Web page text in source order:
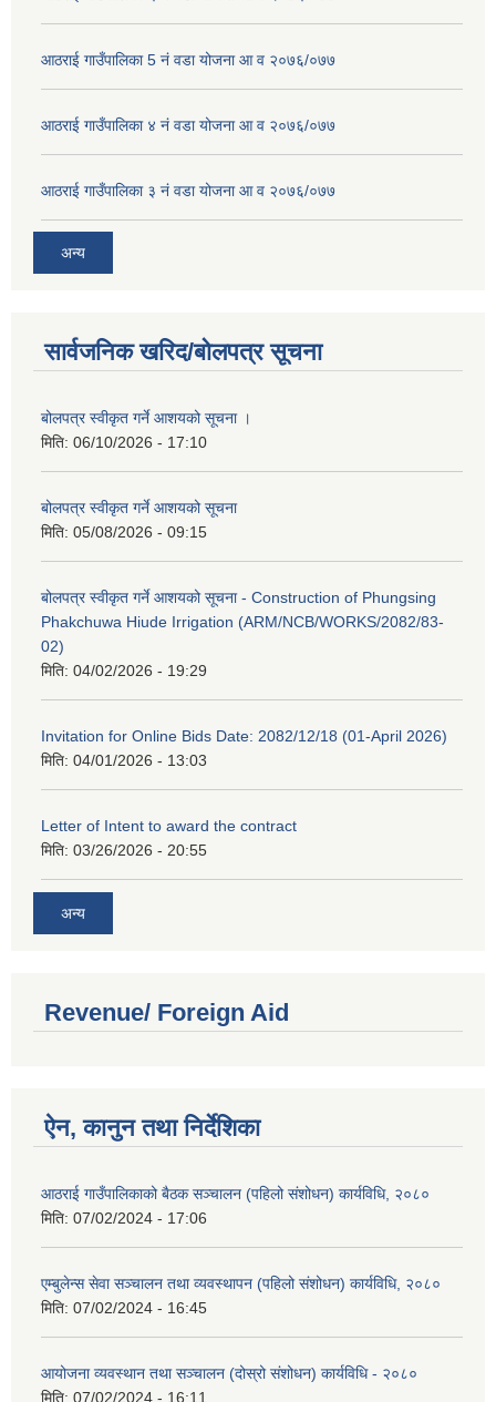
आठराई गाउँपालिका 5 नं वडा योजना आ व २०७६/०७७
आठराई गाउँपालिका ४ नं वडा योजना आ व २०७६/०७७
आठराई गाउँपालिका ३ नं वडा योजना आ व २०७६/०७७
अन्य
सार्वजनिक खरिद/बोलपत्र सूचना
बोलपत्र स्वीकृत गर्ने आशयको सूचना ।
मिति: 06/10/2026 - 17:10
बोलपत्र स्वीकृत गर्ने आशयको सूचना
मिति: 05/08/2026 - 09:15
बोलपत्र स्वीकृत गर्ने आशयको सूचना - Construction of Phungsing
Phakchuwa Hiude Irrigation (ARM/NCB/WORKS/2082/83-
02)
मिति: 04/02/2026 - 19:29
Invitation for Online Bids Date: 2082/12/18 (01-April 2026)
मिति: 04/01/2026 - 13:03
Letter of Intent to award the contract
मिति: 03/26/2026 - 20:55
अन्य
Revenue/ Foreign Aid
ऐन, कानुन तथा निर्देशिका
आठराई गाउँपालिकाको बैठक सञ्चालन (पहिलो संशोधन) कार्यविधि, २०८०
मिति: 07/02/2024 - 17:06
एम्बुलेन्स सेवा सञ्चालन तथा व्यवस्थापन (पहिलो संशोधन) कार्यविधि, २०८०
मिति: 07/02/2024 - 16:45
आयोजना व्यवस्थान तथा सञ्चालन (दोस्रो संशोधन) कार्यविधि - २०८०
मिति: 07/02/2024 - 16:11